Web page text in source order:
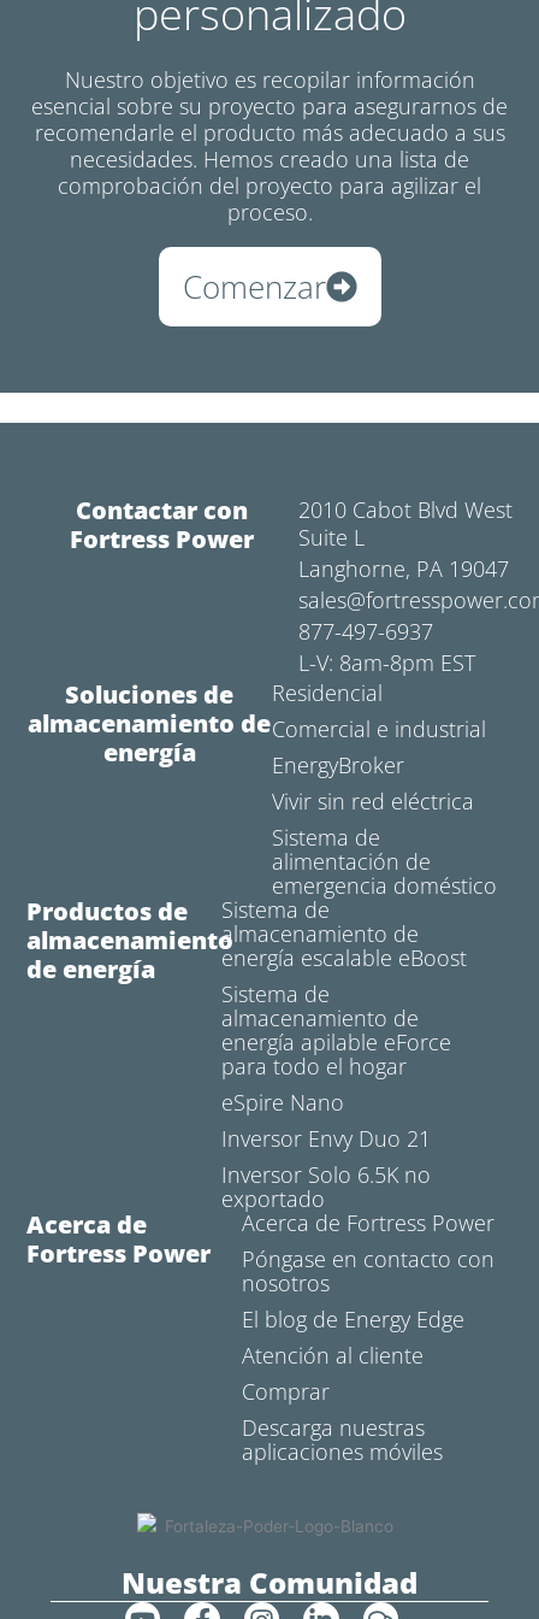
personalizado
Nuestro objetivo es recopilar información
esencial sobre su proyecto para asegurarnos de
recomendarle el producto más adecuado a sus
necesidades. Hemos creado una lista de
comprobación del proyecto para agilizar el
proceso.
Comenzar
Contactar con
Fortress Power
2010 Cabot Blvd West
Suite L
Langhorne, PA 19047
877-497-6937
L-V: 8am-8pm EST
Soluciones de
almacenamiento de
energía
Residencial
Comercial e industrial
EnergyBroker
Vivir sin red eléctrica
Sistema de
alimentación de
emergencia doméstico
Productos de
almacenamiento
de energía
Sistema de
almacenamiento de
energía escalable eBoost
Sistema de
almacenamiento de
energía apilable eForce
para todo el hogar
eSpire Nano
Inversor Envy Duo 21
Inversor Solo 6.5K no
exportado
Acerca de
Fortress Power
Acerca de Fortress Power
Póngase en contacto con
nosotros
El blog de Energy Edge
Atención al cliente
Comprar
Descarga nuestras
aplicaciones móviles
Nuestra Comunidad